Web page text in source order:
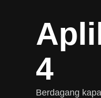
4
Berdagang